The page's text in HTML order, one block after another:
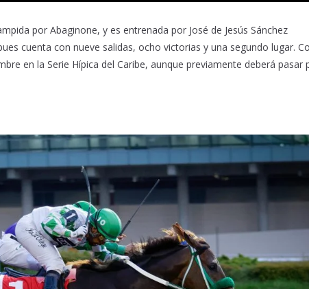
por Abaginone, y es entrenada por José de Jesús Sánchez
cuenta con nueve salidas, ocho victorias y una segundo lugar.
en la Serie Hípica del Caribe, aunque previamente deberá pasar